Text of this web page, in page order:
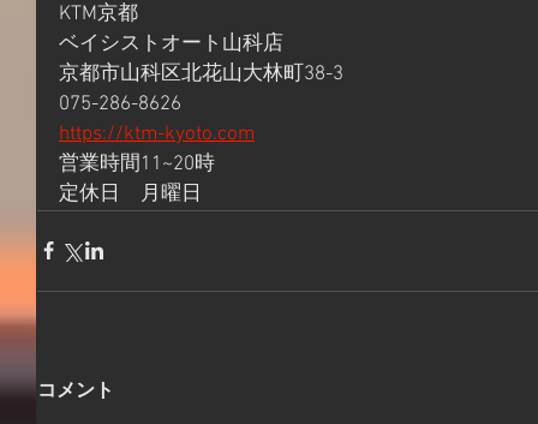
KTM京都
ベイシストオート山科店
京都市山科区北花山大林町38-3
075-286-8626
https://ktm-kyoto.com
営業時間11~20時
定休日　月曜日
コメント